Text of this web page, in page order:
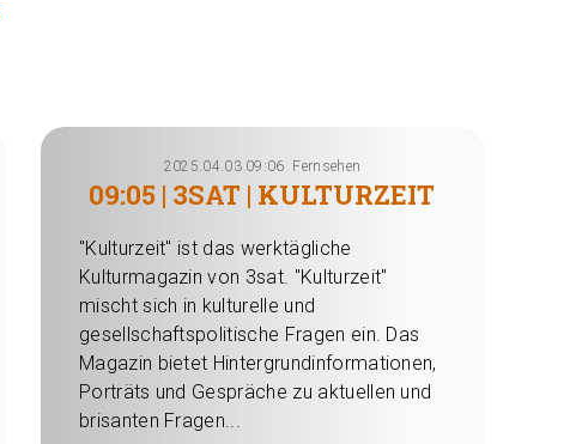
2025.04.03 09:06 Fernsehen
09:05 | 3SAT | KULTURZEIT
"Kulturzeit" ist das werktägliche
Kulturmagazin von 3sat. "Kulturzeit"
mischt sich in kulturelle und
gesellschaftspolitische Fragen ein. Das
Magazin bietet Hintergrundinformationen,
Porträts und Gespräche zu aktuellen und
brisanten Fragen...